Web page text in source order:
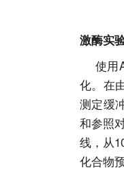
激酶实
使用
化。在
测定缓
和参照
线，从
化合物